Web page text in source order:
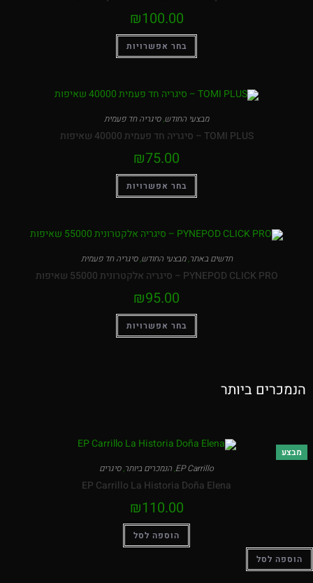
₪100.00
בחר אפשרויות
מבצעי החודש,סיגריה חד פעמית
TOMI PLUS – סיגריה חד פעמית 40000 שאיפות
₪75.00
בחר אפשרויות
חדשים באתר,מבצעי החודש,סיגריה חד פעמית
PYNEPOD CLICK PRO – סיגריה אלקטרונית 55000 שאיפות
₪95.00
בחר אפשרויות
הנמכרים ביותר
מבצע
EP Carrillo
,הנמכרים ביותר,סיגרים
EP Carrillo La Historia Doña Elena
₪110.00
הוספה לסל
הוספה לסל